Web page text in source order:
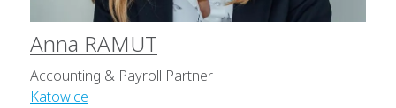
Anna RAMUT
Accounting & Payroll Partner
Katowice